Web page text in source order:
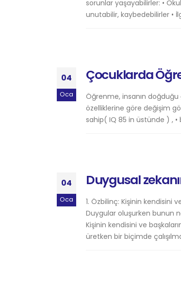
sorunlar yaşayabilirler: •
unutabilir, kaybedebilirler •
04
Oca
Çocuklarda
Öğrenme, insanın
özelliklerine göre değişim
sahip( IQ 85 in üstünde ) , •
04
Oca
Duygusal
1. Özbilinç: Kişinin kendisini
Duygular oluşurken bunun
Kişinin kendisini ve
üretken bir biçimde